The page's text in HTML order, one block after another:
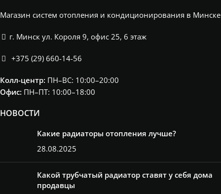
Магазин систем отопления и кондиционирования в Минске
г. Минск ул. Короля 9, офис 25, 6 этаж
+375 (29) 660-14-56
Колл-центр: ПН–ВС: 10:00–20:00​
Офис: ПН–ПТ: 10:00–18:00
НОВОСТИ
Какие радиаторы отопления лучше?
28.08.2025
Какой трубчатый радиатор ставят у себя дома
продавцы